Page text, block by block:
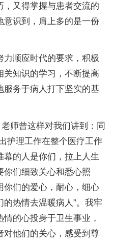
，又得掌握与患者交流的
意识到，肩上多的是一份
力顺应时代的要求，积极
关知识的学习，不断提高
服务于病人打下坚实的基
师曾这样对我们讲到：同
护理工作在整个医疗工作
的人是你们，拉上人生
你们细致关心和悉心照
你们的爱心，耐心，细心
热情去温暖病人”。我牢
的心投身于卫生事业，
对他们的关心，感受到尊